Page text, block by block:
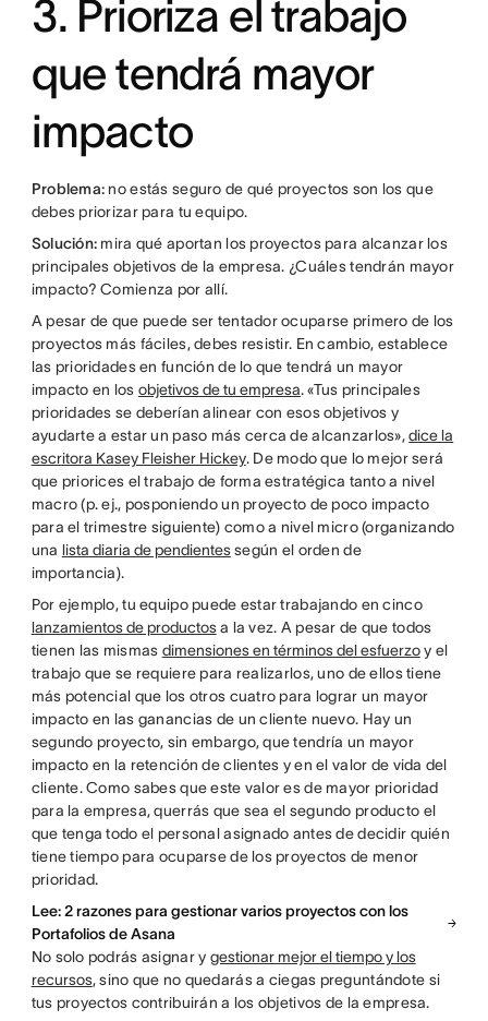
3. Prioriza el trabajo
que tendrá mayor
impacto
Problema: no estás seguro de qué proyectos son los que
debes priorizar para tu equipo.
Solución: mira qué aportan los proyectos para alcanzar los
principales objetivos de la empresa. ¿Cuáles tendrán mayor
impacto? Comienza por allí.
A pesar de que puede ser tentador ocuparse primero de los
proyectos más fáciles, debes resistir. En cambio, establece
las prioridades en función de lo que tendrá un mayor
impacto en los objetivos de tu empresa. «Tus principales
prioridades se deberían alinear con esos objetivos y
ayudarte a estar un paso más cerca de alcanzarlos»,dice la
escritora Kasey Fleisher Hickey. De modo que lo mejor será
que priorices el trabajo de forma estratégica tanto a nivel
macro (p. ej., posponiendo un proyecto de poco impacto
para el trimestre siguiente) como a nivel micro (organizando
una lista diaria de pendientessegún el orden de
importancia).
Por ejemplo, tu equipo puede estar trabajando en cinco
lanzamientos de productosa la vez. A pesar de que todos
tienen las mismas dimensiones en términos del esfuerzoy el
trabajo que se requiere para realizarlos, uno de ellos tiene
más potencial que los otros cuatro para lograr un mayor
impacto en las ganancias de un cliente nuevo. Hay un
segundo proyecto, sin embargo, que tendría un mayor
impacto en la retención de clientes y en el valor de vida del
cliente. Como sabes que este valor es de mayor prioridad
para la empresa, querrás que sea el segundo producto el
que tenga todo el personal asignado antes de decidir quién
tiene tiempo para ocuparse de los proyectos de menor
prioridad.
Lee: 2 razones para gestionar varios proyectos con los
Portafolios de Asana
No solo podrás asignar y gestionar mejor el tiempo y los
recursos, sino que no quedarás a ciegas preguntándote si
tus proyectos contribuirán a los objetivos de la empresa.